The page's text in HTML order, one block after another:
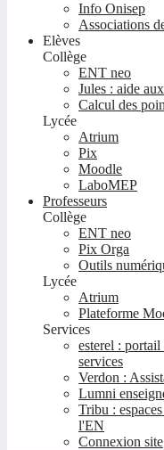
Info Onisep
Associations
Elèves
Collège
ENT neo
Jules : aide
Calcul des
Lycée
Atrium
Pix
Moodle
LaboMEP
Professeurs
Collège
ENT neo
Pix Orga
Outils
Lycée
Atrium
Plateforme
Services
esterel : portail
services
Verdon :
Lumni
Tribu :
l'EN
Connexion site